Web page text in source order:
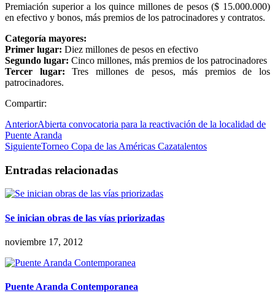
Premiación superior a los quince millones de pesos ($ 15.000.000)
en efectivo y bonos, más premios de los patrocinadores y contratos.
Categoría mayores:
Primer lugar: Diez millones de pesos en efectivo
Segundo lugar: Cinco millones, más premios de los patrocinadores
Tercer lugar: Tres millones de pesos, más premios de los
patrocinadores.
Compartir:
AnteriorAbierta convocatoria para la reactivación de la localidad de
Puente Aranda
SiguienteTorneo Copa de las Américas Cazatalentos
Entradas relacionadas
Se inician obras de las vías priorizadas
noviembre 17, 2012
Puente Aranda Contemporanea